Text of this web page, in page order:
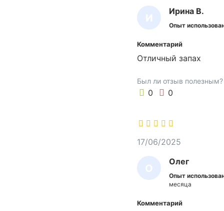
И
Р
И
Н
В
Ирина В.
Опыт
Комментарий
Отличный запах
Был ли отзыв полезным?
0 0
О
Л
Олег
Опыт
месяца
17/06/2025
Комментарий